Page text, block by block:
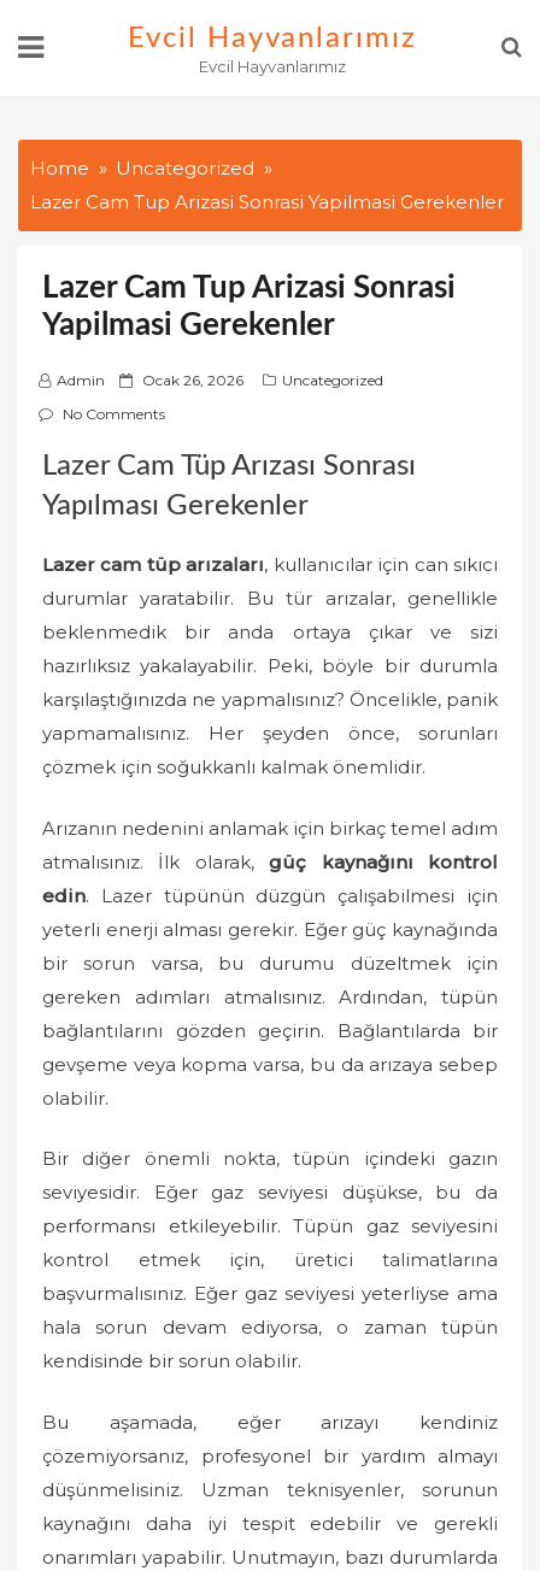
Evcil Hayvanlarımız
Evcil Hayvanlarımız
Home
Uncategorized
Lazer Cam Tup Arizasi Sonrasi Yapilmasi Gerekenler
Lazer Cam Tup Arizasi Sonrasi
Yapilmasi Gerekenler
Admin
P
o
t
Ocak 26, 2026
Uncategorized
No Comments
Lazer Cam Tüp Arızası Sonrası
Yapılması Gerekenler
Lazer cam tüp arızaları, kullanıcılar için can sıkıcı
durumlar yaratabilir. Bu tür arızalar, genellikle
beklenmedik bir anda ortaya çıkar ve sizi
hazırlıksız yakalayabilir. Peki, böyle bir durumla
karşılaştığınızda ne yapmalısınız? Öncelikle, panik
yapmamalısınız. Her şeyden önce, sorunları
çözmek için soğukkanlı kalmak önemlidir.
Arızanın nedenini anlamak için birkaç temel adım
atmalısınız. İlk olarak,güç kaynağını kontrol
edin. Lazer tüpünün düzgün çalışabilmesi için
yeterli enerji alması gerekir. Eğer güç kaynağında
bir sorun varsa, bu durumu düzeltmek için
gereken adımları atmalısınız. Ardından, tüpün
bağlantılarını gözden geçirin. Bağlantılarda bir
gevşeme veya kopma varsa, bu da arızaya sebep
olabilir.
Bir diğer önemli nokta, tüpün içindeki gazın
seviyesidir. Eğer gaz seviyesi düşükse, bu da
performansı etkileyebilir. Tüpün gaz seviyesini
kontrol etmek için, üretici talimatlarına
başvurmalısınız. Eğer gaz seviyesi yeterliyse ama
hala sorun devam ediyorsa, o zaman tüpün
kendisinde bir sorun olabilir.
Bu aşamada, eğer arızayı kendiniz
çözemiyorsanız, profesyonel bir yardım almayı
düşünmelisiniz. Uzman teknisyenler, sorunun
kaynağını daha iyi tespit edebilir ve gerekli
onarımları yapabilir. Unutmayın, bazı durumlarda